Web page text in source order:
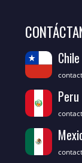
Chile
Peru